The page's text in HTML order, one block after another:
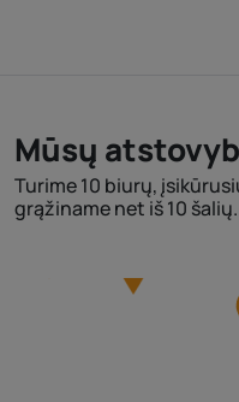
Mūsų
Turime 10 biurų,
grąžiname net iš 10 šalių.